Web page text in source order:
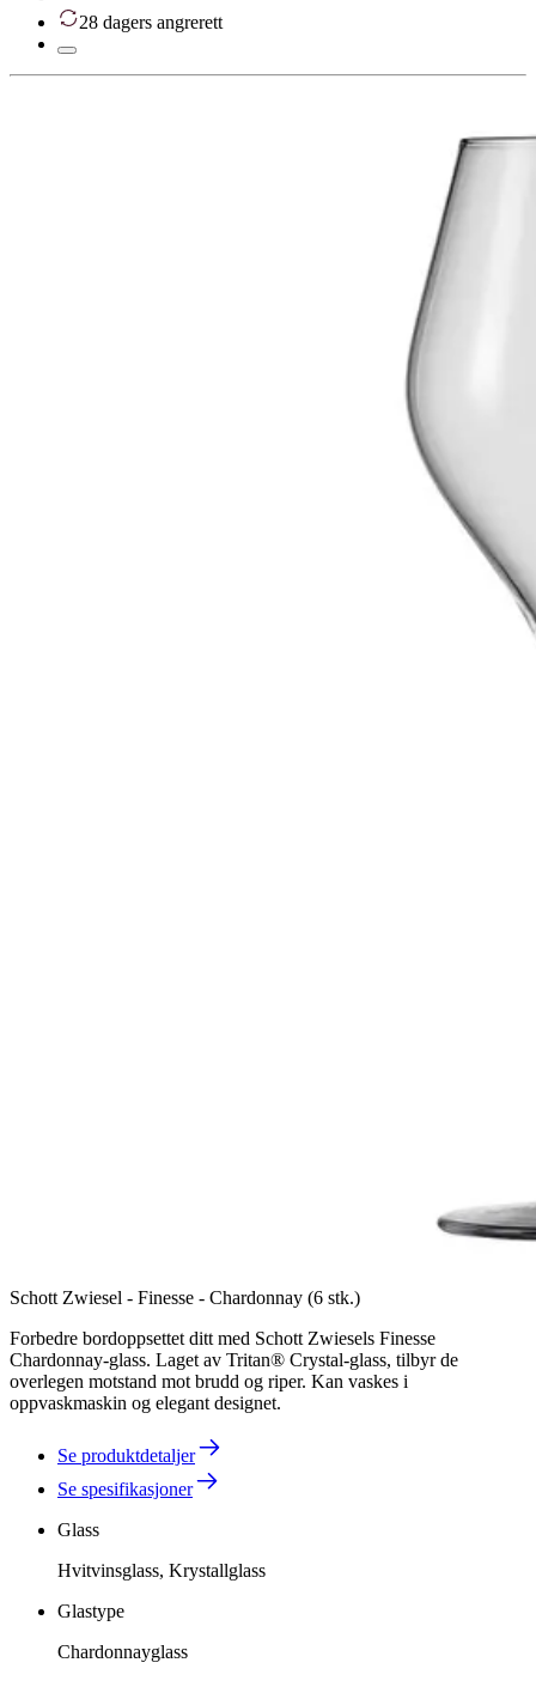
28 dagers angrerett
Schott Zwiesel - Finesse - Chardonnay (6 stk.)
Forbedre bordoppsettet ditt med Schott Zwiesels Finesse
Chardonnay-glass. Laget av Tritan® Crystal-glass, tilbyr de
overlegen motstand mot brudd og riper. Kan vaskes i
oppvaskmaskin og elegant designet.
Se produktdetaljer
Se spesifikasjoner
Glass
Hvitvinsglass, Krystallglass
Glastype
Chardonnayglass